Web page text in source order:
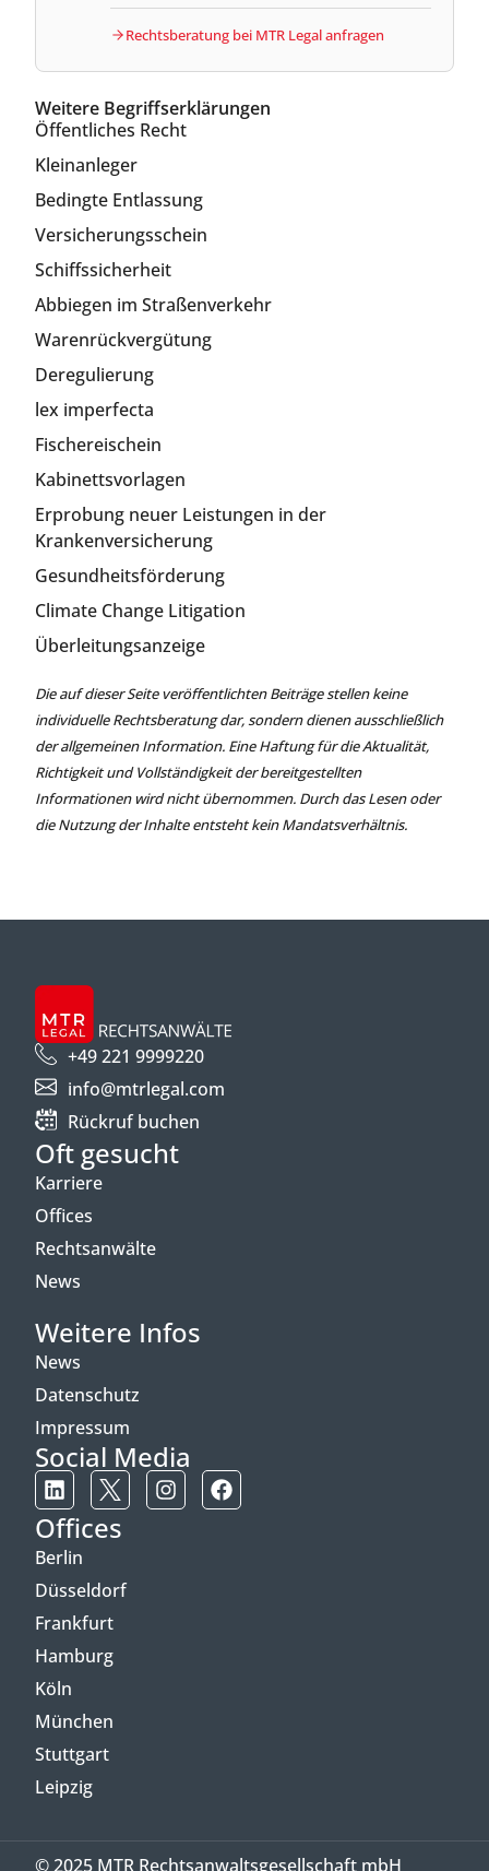
Rechtsberatung bei MTR Legal anfragen
Weitere Begriffserklärungen
Öffentliches Recht
Kleinanleger
Bedingte Entlassung
Versicherungsschein
Schiffssicherheit
Abbiegen im Straßenverkehr
Warenrückvergütung
Deregulierung
lex imperfecta
Fischereischein
Kabinettsvorlagen
Erprobung neuer Leistungen in der
Krankenversicherung
Gesundheitsförderung
Climate Change Litigation
Überleitungsanzeige
Die auf dieser Seite veröffentlichten Beiträge stellen keine
individuelle Rechtsberatung dar, sondern dienen ausschließlich
der allgemeinen Information. Eine Haftung für die Aktualität,
Richtigkeit und Vollständigkeit der bereitgestellten
Informationen wird nicht übernommen. Durch das Lesen oder
die Nutzung der Inhalte entsteht kein Mandatsverhältnis.
+49 221 9999220
info@mtrlegal.com
Rückruf buchen
Oft gesucht
Karriere
Offices
Rechtsanwälte
News
Weitere Infos
News
Datenschutz
Impressum
Social Media
Offices
Berlin
Düsseldorf
Frankfurt
Hamburg
Köln
München
Stuttgart
Leipzig
© 2025 MTR Rechtsanwaltsgesellschaft mbH